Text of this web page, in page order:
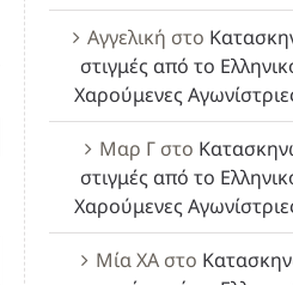
Αγγελική στο
στιγμές από το
Χαρούμενες
Μαρ Γστο
στιγμές από το
Χαρούμενες
Μία ΧΑστο